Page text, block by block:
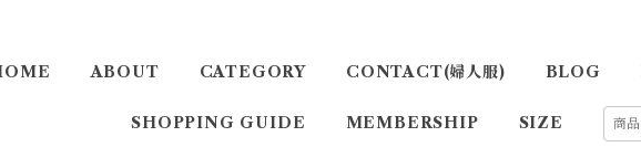
ABOUT CATEGORY CONTACT(婦人服) BLOG
SHOPPING GUIDE MEMBERSHIP SIZE